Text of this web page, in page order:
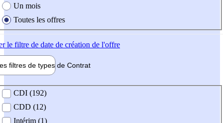
Un mois
Toutes les offres
le filtre de date de création de l'offre
filtres de types de Contrat
contrat
CDI (192)
CDD (12)
Intérim (1)